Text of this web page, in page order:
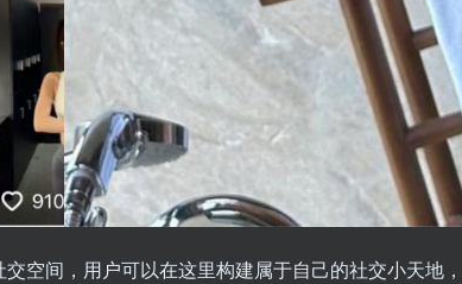
间，用户可以在这里构建属于自己的社交小天地